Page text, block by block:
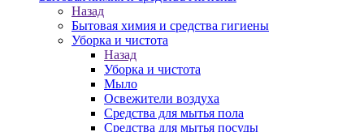
Назад
Бытовая химия и средства гигиены
Уборка и чистота
Назад
Уборка и чистота
Мыло
Освежители воздуха
Средства для мытья пола
Средства для мытья посуды